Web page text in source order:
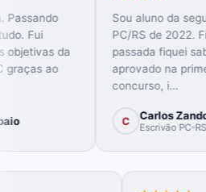
Sou aluno da segunda turma da
PC/RS de 2022. Fim de semana
passada fiquei sabendo que fui
aprovado na primeira fase do
C